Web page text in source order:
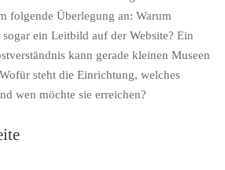
folgende Überlegung an: Warum
ein Leitbild auf der Website? Ein
kann gerade kleinen Museen
steht die Einrichtung, welches
wen möchte sie erreichen?